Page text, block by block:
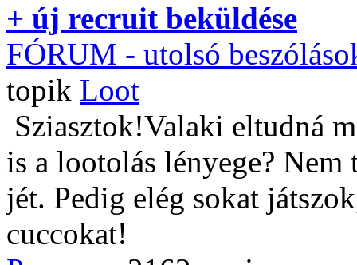
+ új recruit beküldése
FÓRUM - utolsó
topik Loot
Sziasztok!Valaki eltudná
is a lootolás lényege?
jét. Pedig elég sokat
cuccokat!